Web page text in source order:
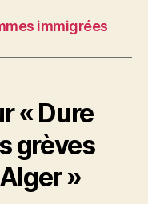
immigrées
« Dure
grèves
»